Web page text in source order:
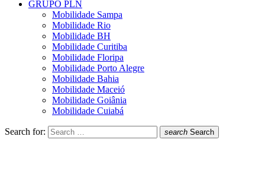
GRUPO PLN
Mobilidade Sampa
Mobilidade Rio
Mobilidade BH
Mobilidade Curitiba
Mobilidade Floripa
Mobilidade Porto Alegre
Mobilidade Bahia
Mobilidade Maceió
Mobilidade Goiânia
Mobilidade Cuiabá
Search for: search Search